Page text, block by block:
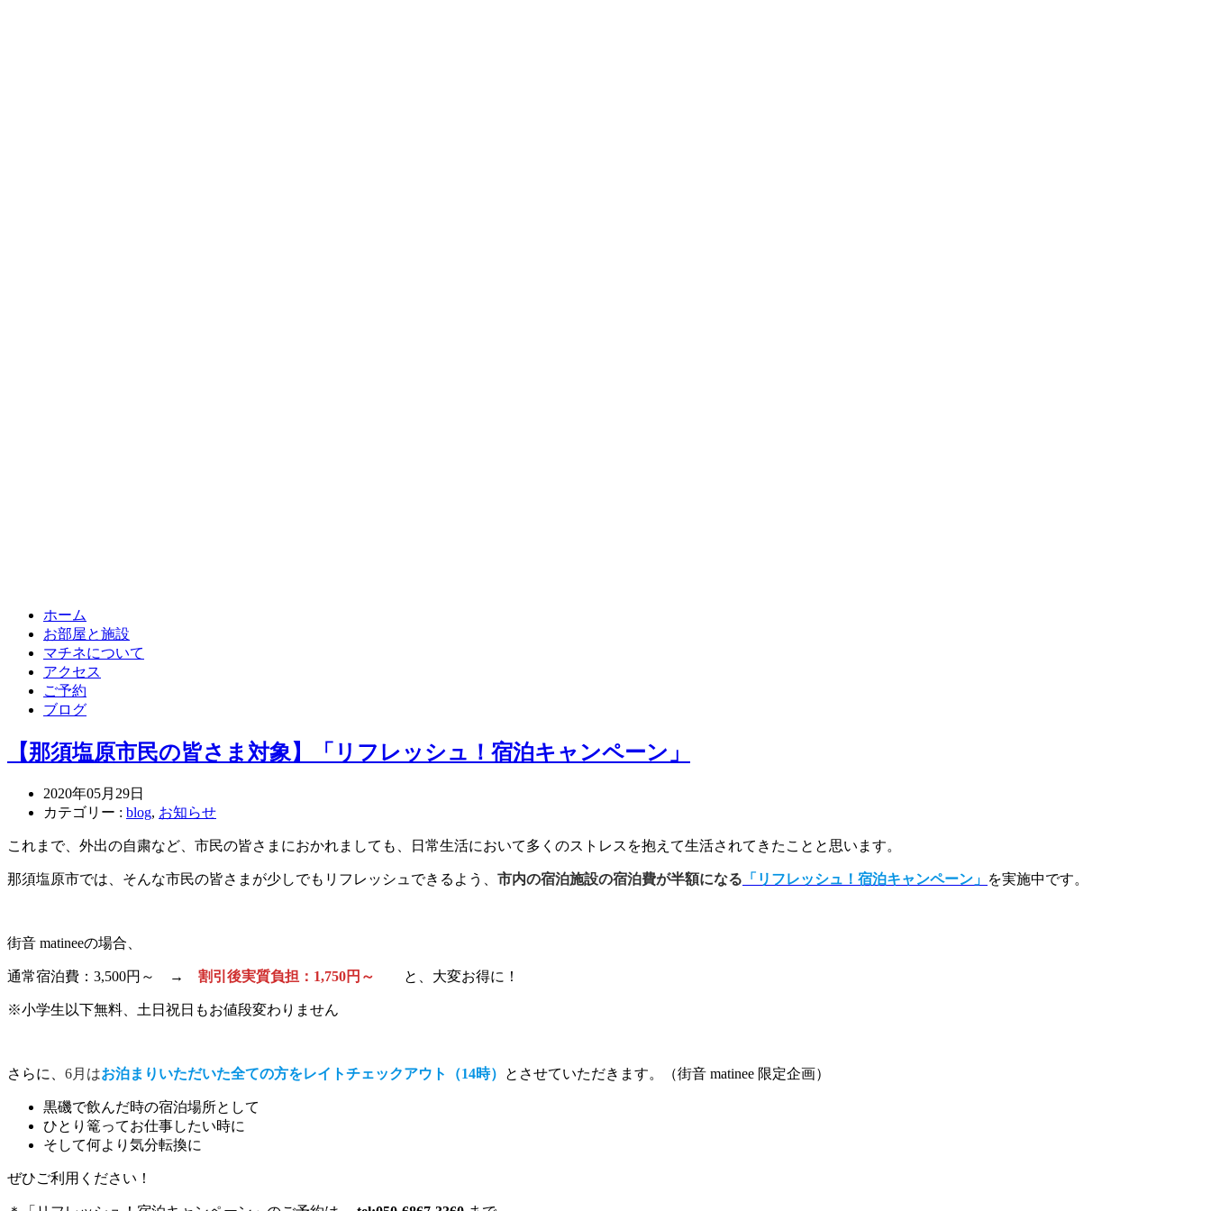
ホーム
お部屋と施設
マチネについて
アクセス
ご予約
ブログ
【那須塩原市民の皆さま対象】「リフレッシュ！宿泊キャンペーン」
2020年05月29日
カテゴリー : blog, お知らせ
これまで、外出の自粛など、市民の皆さまにおかれましても、日常生活において多くのストレスを抱えて生活されてきたことと思います。
那須塩原市では、そんな市民の皆さまが少しでもリフレッシュできるよう、 市内の宿泊施設の宿泊費が半額になる 「リフレッシュ！宿泊キャンペーン」 を実施中です。
街音 matineeの場合、
通常宿泊費：3,500円～ → 割引後実質負担：1,750円～ と、大変お得に！
※小学生以下無料、土日祝日もお値段変わりません
さらに、 6月はお泊まりいただいた全ての方をレイトチェックアウト（14時） とさせていただきます。（街音 matinee 限定企画）
黒磯で飲んだ時の宿泊場所として
ひとり篭ってお仕事したい時に
そして何より気分転換に
ぜひご利用ください！